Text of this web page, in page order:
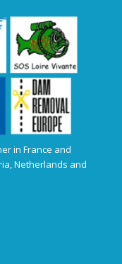
in France and
Netherlands and